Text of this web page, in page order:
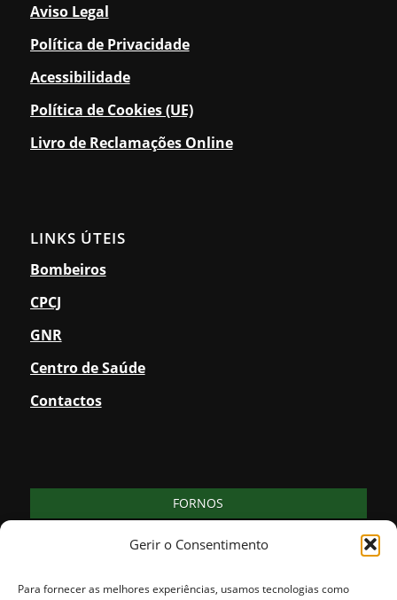
Gerir o Consentimento
Para fornecer as melhores experiências, usamos tecnologias como
Aviso Legal
Política de Privacidade
Acessibilidade
Política de Cookies (UE)
Livro de Reclamações Online
LINKS ÚTEIS
Bombeiros
CPCJ
GNR
Centro de Saúde
Contactos
FORNOS